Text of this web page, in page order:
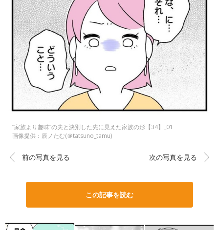
”家族より趣味”の夫と決別した先に見えた家族の形【34】_01
画像提供：辰ノたむ(＠tatsuno_tamu)
前の写真を見る 次の写真を見る
この記事を読む